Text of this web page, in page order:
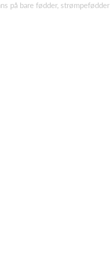
på bare fødder, strømpefødder